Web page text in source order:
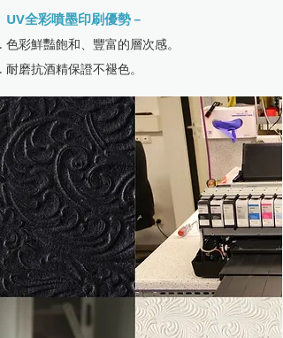
UV全彩噴墨印刷優勢 －
色彩鮮豔飽和、豐富的層次感。
耐磨抗酒精保證不褪色。